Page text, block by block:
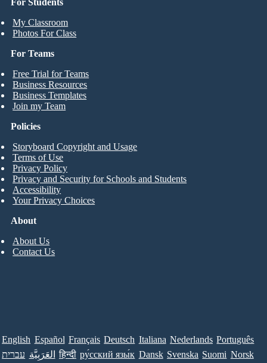
My Classroom
Photos For Class
For Teams
Free Trial for Teams
Business Resources
Business Templates
Join my Team
About
About Us
Contact Us
Policies
Storyboard Copyright and Usage
Terms of Use
Privacy Policy
Privacy and Security for Schools and Students
Accessibility
Your Privacy Choices
English Español Français Deutsch Italiana Nederlands Português
עברית العَرَبِيَّة हिन्दी ру́сский язы́к Dansk Svenska Suomi Norsk